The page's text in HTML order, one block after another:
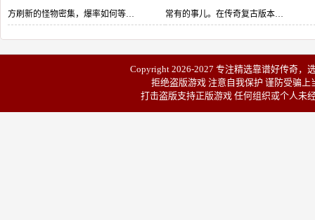
方刷新的怪物密集，爆率如何等… 常有的事儿。在传奇复古版本…
Copyright 2026-2027 专注精选靠谱好传奇，
拒绝盗版游戏 注意自我保护 谨防受骗
打击盗版支持正版游戏 任何组织或个人未